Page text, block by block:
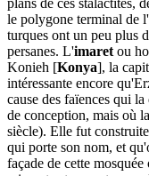
le polygone terminal de
turques ont un peu plus
persanes. L'imaret ou
Konieh [Konya], la
intéressante encore
cause des faïences qui
de conception, mais où
siècle). Elle fut
qui porte son nom, et
façade de cette